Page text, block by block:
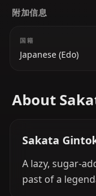
附加信息
国籍
Japanese (Edo)
About
Sakata
A lazy, sugar-
past of a